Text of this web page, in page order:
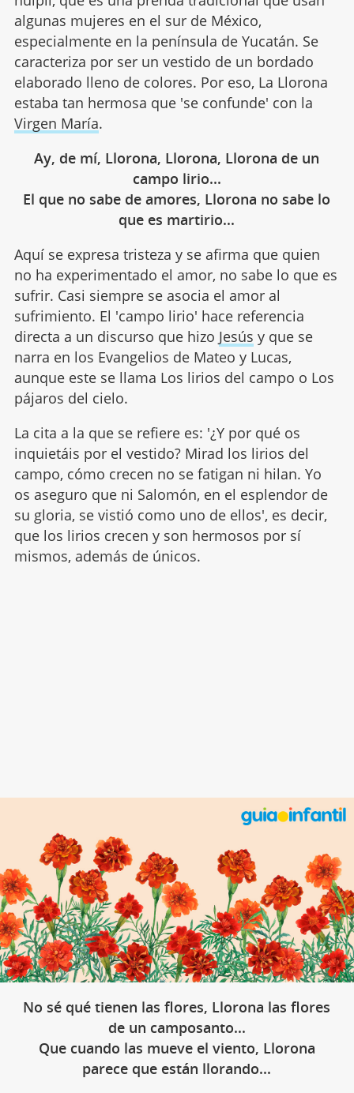
algunas mujeres en el sur de México,
especialmente en la península de Yucatán. Se
caracteriza por ser un vestido de un bordado
elaborado lleno de colores. Por eso, La Llorona
estaba tan hermosa que 'se confunde' con la
Virgen María.
Ay, de mí, Llorona, Llorona, Llorona de un
campo lirio...
El que no sabe de amores, Llorona no sabe lo
que es martirio...
Aquí se expresa tristeza y se afirma que quien
no ha experimentado el amor, no sabe lo que es
sufrir. Casi siempre se asocia el amor al
sufrimiento. El 'campo lirio' hace referencia
directa a un discurso que hizo Jesús y que se
narra en los Evangelios de Mateo y Lucas,
aunque este se llama Los lirios del campo o Los
pájaros del cielo.
La cita a la que se refiere es: '¿Y por qué os
inquietáis por el vestido? Mirad los lirios del
campo, cómo crecen no se fatigan ni hilan. Yo
os aseguro que ni Salomón, en el esplendor de
su gloria, se vistió como uno de ellos', es decir,
que los lirios crecen y son hermosos por sí
mismos, además de únicos.
No sé qué tienen las flores, Llorona las flores
de un camposanto...
Que cuando las mueve el viento, Llorona
parece que están llorando...